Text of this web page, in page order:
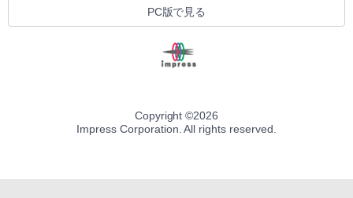
PC版で見る
Copyright ©2026
Impress Corporation. All rights reserved.